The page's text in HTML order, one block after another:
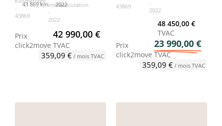
43 869 km 2022
Prix
click2move
42 990,00 €
TVAC
359,09 €/ mois TVAC
48 450,00 €
TVAC
Prix
click2move
23 990,00 €
TVAC
359,09 €/ mois TVAC